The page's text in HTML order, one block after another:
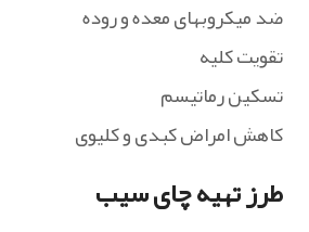
ضد میکروبهای معده و روده
تقویت کلیه
تسکین رماتیسم
کاهش امراض کبدی و کلیوی
طرز تهیه چای سیب